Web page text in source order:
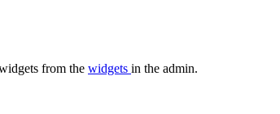
from the widgets in the admin.